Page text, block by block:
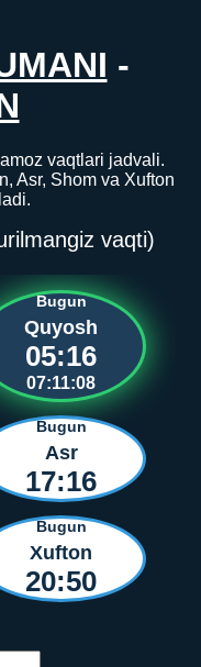
-
vaqtlari jadvali.
Asr, Shom va Xufton
vaqti)
Bugun
Quyosh
05:16
07:11:08
Bugun
Asr
17:16
Bugun
Xufton
20:50